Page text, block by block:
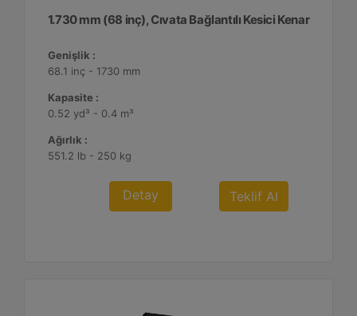
1.730 mm (68 inç), Cıvata Bağlantılı Kesici Kenar
Genişlik :
68.1 inç - 1730 mm
Kapasite :
0.52 yd³ - 0.4 m³
Ağırlık :
551.2 lb - 250 kg
Detay Teklif Al